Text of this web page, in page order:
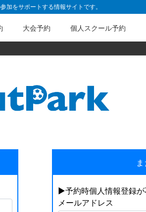
加をサポートする情報サイトです。
大会予約 個人スクール予約
▶︎予約時個人情報登録
メールアドレス